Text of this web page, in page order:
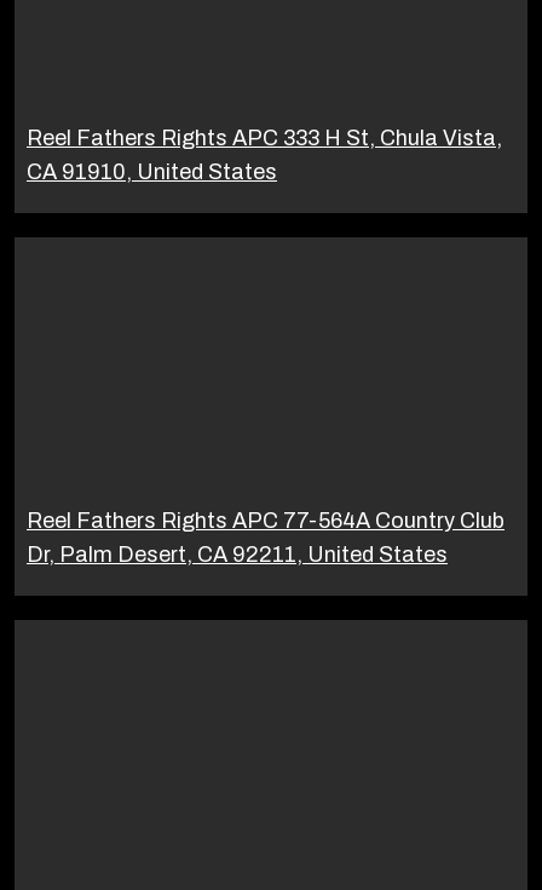
Reel Fathers Rights APC 333 H St, Chula Vista,
CA 91910, United States
Reel Fathers Rights APC 77-564A Country Club
Dr, Palm Desert, CA 92211, United States